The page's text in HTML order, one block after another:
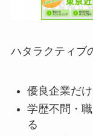
ハタラクティブ
優良企業だ
学歴不問・
る